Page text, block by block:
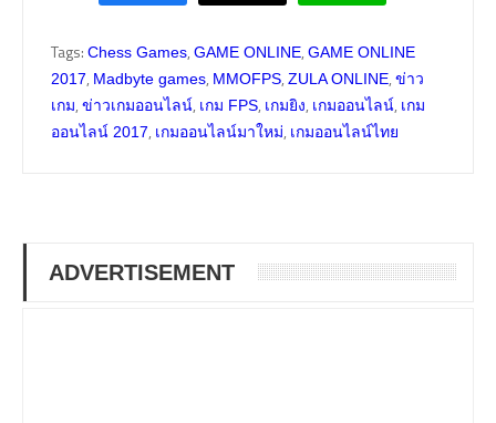
Tags: Chess Games, GAME ONLINE, GAME ONLINE
2017, Madbyte games, MMOFPS, ZULA ONLINE, ข่าว
เกม, ข่าวเกมออนไลน์, เกม FPS, เกมยิง, เกมออนไลน์, เกม
ออนไลน์ 2017, เกมออนไลน์มาใหม่, เกมออนไลน์ไทย
ADVERTISEMENT